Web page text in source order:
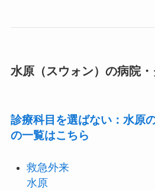
水原（スウォン）の病院
診療科目を選ばない：水原
の一覧はこちら
救急外来
水原